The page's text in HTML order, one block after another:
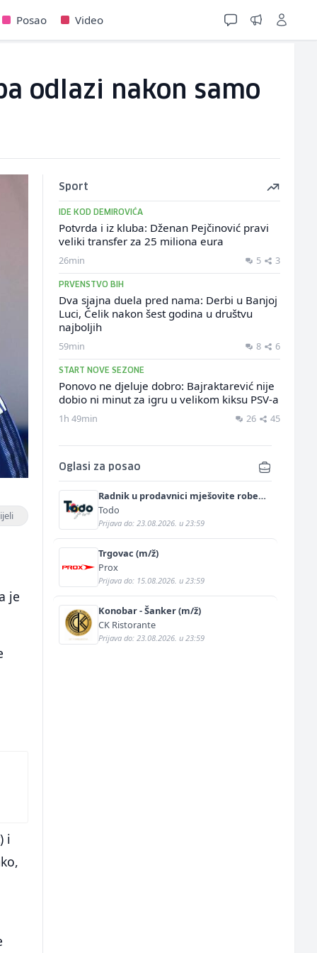
Posao Video
odlazi nakon samo
je
i
Sport
IDE KOD DEMIROVIĆA
Potvrda i iz kluba: Dženan Pejčinović pravi
veliki transfer za 25 miliona eura
26min 5 3
PRVENSTVO BIH
Dva sjajna duela pred nama: Derbi u Banjoj
Luci, Čelik nakon šest godina u društvu
najboljih
59min 8 6
START NOVE SEZONE
Ponovo ne djeluje dobro: Bajraktarević nije
dobio ni minut za igru u velikom kiksu PSV-a
1h 49min 26 45
Oglasi za posao
Radnik u prodavnici mješovite robe
(m/ž)
Todo
Prijava do: 23.08.2026. u 23:59
Trgovac (m/ž)
Prox
Prijava do: 15.08.2026. u 23:59
Konobar - Šanker (m/ž)
CK Ristorante
Prijava do: 23.08.2026. u 23:59